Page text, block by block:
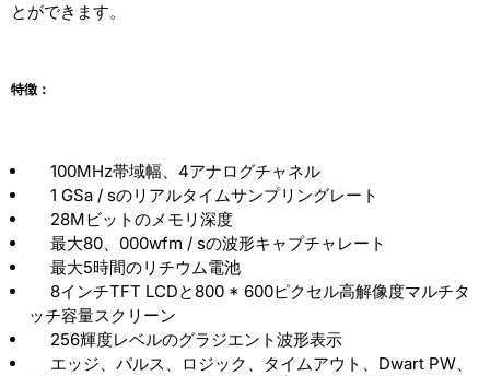
とができます。
特徴：
100MHz帯域幅、4アナログチャネル
1 GSa / sのリアルタイムサンプリングレート
28Mビットのメモリ深度
最大80、000wfm / sの波形キャプチャレート
最大5時間のリチウム電池
8インチTFT LCDと800 * 600ピクセル高解像度マルチタ
ッチ容量スクリーン
256輝度レベルのグラジエント波形表示
エッジ、パルス、ロジック、タイムアウト、Dwart PW、